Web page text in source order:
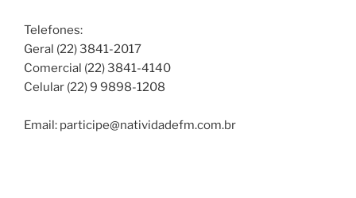
Telefones:
Geral (22) 3841-2017
Comercial (22) 3841-4140
Celular (22) 9 9898-1208
Email: participe@natividadefm.com.br